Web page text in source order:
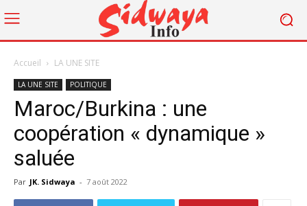
Accueil LA UNE SITE
LA UNE SITE POLITIQUE
Maroc/Burkina : une
coopération « dynamique »
saluée
Par JK. Sidwaya - 7 août 2022